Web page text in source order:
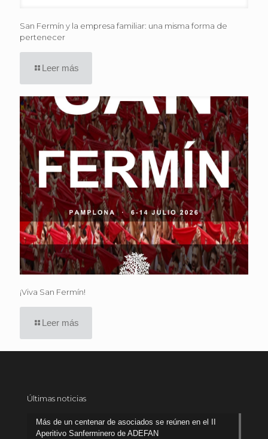
San Fermín y la empresa familiar: una misma forma de
pertenecer
Leer más
¡Viva San Fermín!
Leer más
Últimas noticias
Más de un centenar de asociados se reúnen en el II
Aperitivo Sanferminero de ADEFAN